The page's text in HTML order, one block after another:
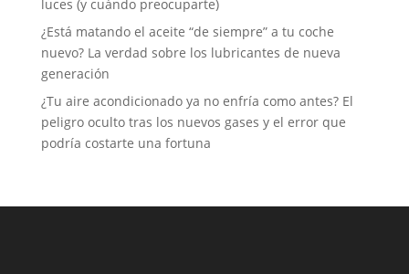
luces (y cuándo preocuparte)
¿Está matando el aceite “de siempre” a tu coche
nuevo? La verdad sobre los lubricantes de nueva
generación
¿Tu aire acondicionado ya no enfría como antes? El
peligro oculto tras los nuevos gases y el error que
podría costarte una fortuna